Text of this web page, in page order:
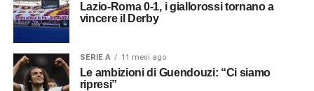
Lazio-Roma 0-1, i giallorossi tornano a
vincere il Derby
SERIE A 11 mesi ago
Le ambizioni di Guendouzi: “Ci siamo
ripresi”